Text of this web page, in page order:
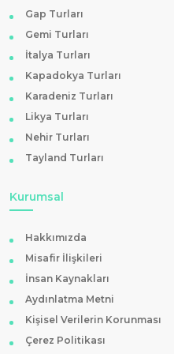
paketturlarında sunulan
planda tutar. Transferler,
7/24 güvenlik ve
yer alır.Aile dostu
aquaparklar ve yaş
öne çıkar. Plajlarda
için ekstra imkanlar
farklı ihtiyaçlara
spa olanakları, özel
hizmetleri de
Turları
’dan gelen misafirler için
alternatifleriyle dikkat
butik otelleri ve hareketli
Gap Turları
Gemi Turları
İtalya Turları
Kapadokya Turları
Karadeniz Turları
Likya Turları
Nehir Turları
Tayland Turları
Kurumsal
Hakkımızda
Misafir İlişkileri
İnsan Kaynakları
Aydınlatma Metni
Kişisel Verilerin Korunması
Çerez Politikası